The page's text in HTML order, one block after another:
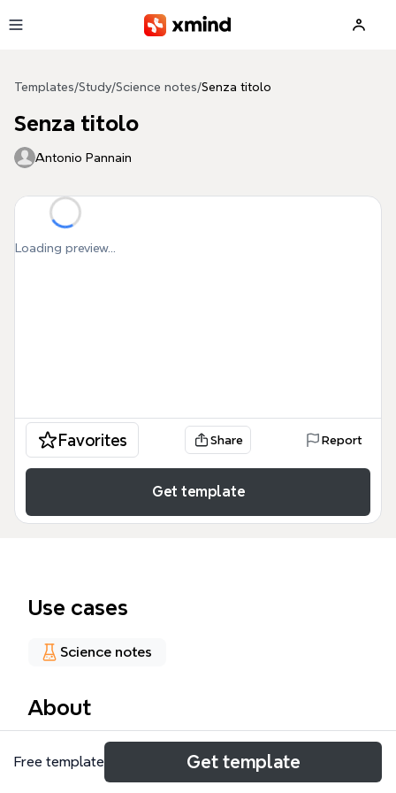
Templates/Study/Science notes/Senza titolo
Senza titolo
Antonio Pannain
Loading preview...
Favorites Share Report
Get template
Use cases
Science notes
About
Il Circuito elettrico mind map è uno strumento
didattico e tecnico essenziale per studenti di
Free template Get template